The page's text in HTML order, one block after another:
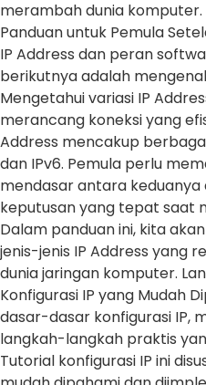
merambah dunia komputer.
Panduan untuk Pemula
IP Address dan peran
berikutnya adalah
Mengetahui variasi IP
merancang koneksi yang
Address mencakup
dan IPv6. Pemula perlu
mendasar antara
keputusan yang tepat saat
Dalam panduan ini, kita
jenis-jenis IP Address yang
dunia jaringan komputer.
Konfigurasi IP yang Mudah
dasar-dasar konfigurasi IP,
langkah-langkah praktis
Tutorial konfigurasi IP ini